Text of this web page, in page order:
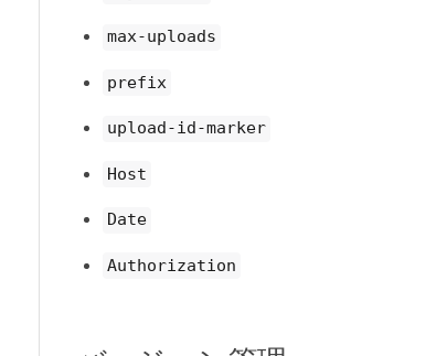
max-uploads
prefix
upload-id-marker
Host
Date
Authorization